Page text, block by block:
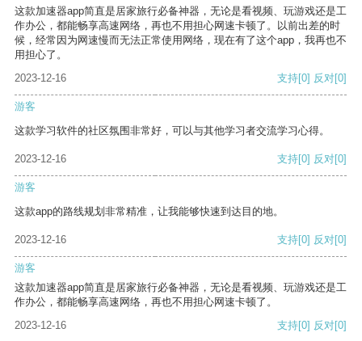
这款加速器app简直是居家旅行必备神器，无论是看视频、玩游戏还是工
作办公，都能畅享高速网络，再也不用担心网速卡顿了。以前出差的时
候，经常因为网速慢而无法正常使用网络，现在有了这个app，我再也不
用担心了。
2023-12-16
支持[0] 反对[0]
游客
这款学习软件的社区氛围非常好，可以与其他学习者交流学习心得。
2023-12-16 支持[0] 反对[0]
游客
这款app的路线规划非常精准，让我能够快速到达目的地。
2023-12-16 支持[0] 反对[0]
游客
这款加速器app简直是居家旅行必备神器，无论是看视频、玩游戏还是工
作办公，都能畅享高速网络，再也不用担心网速卡顿了。
2023-12-16
支持[0] 反对[0]